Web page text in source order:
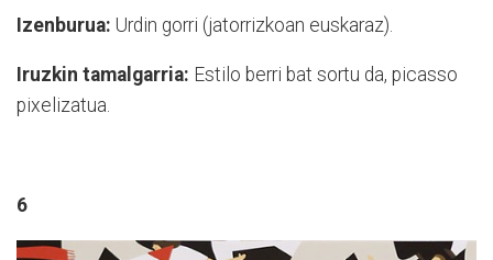
Izenburua: Urdin gorri (jatorrizkoan euskaraz).
Iruzkin tamalgarria: Estilo berri bat sortu da, picasso
pixelizatua.
6